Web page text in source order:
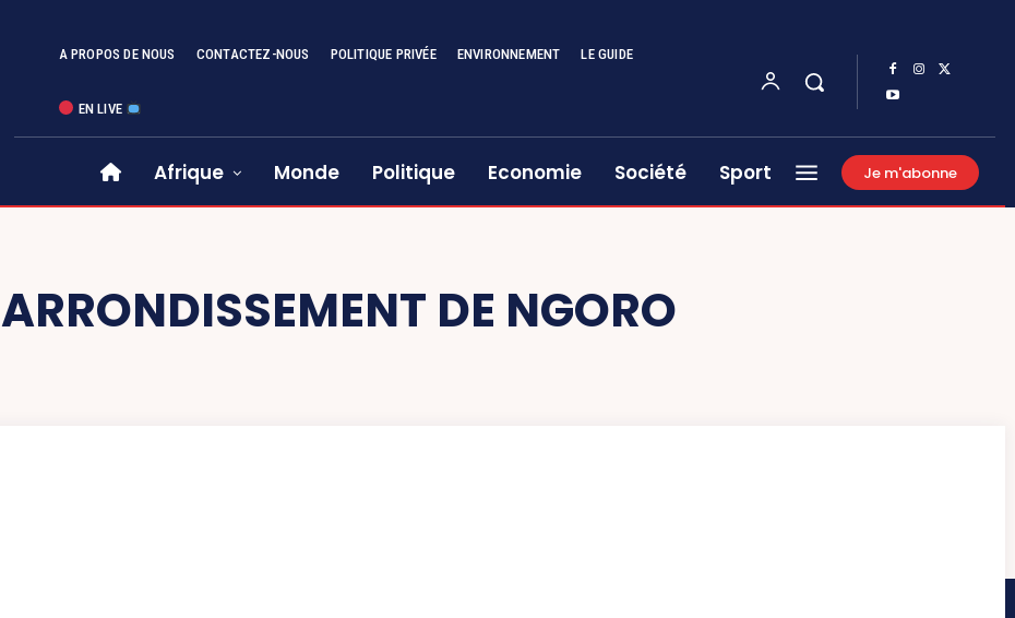
A PROPOS DE NOUS CONTACTEZ-NOUS POLITIQUE PRIVÉE ENVIRONNEMENT LE GUIDE
EN LIVE
Afrique Monde Politique Economie Société Sport Je m'abonne
ARRONDISSEMENT DE NGORO